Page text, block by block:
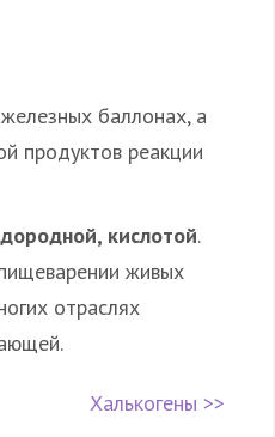
баллонах, а
продуктов реакции
кислотой.
живых
отраслях
Халькогены >>